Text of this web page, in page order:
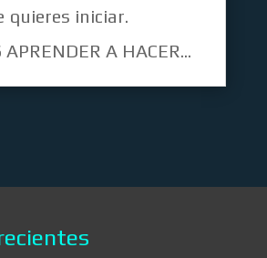
quieres iniciar.
APRENDER A HACER...